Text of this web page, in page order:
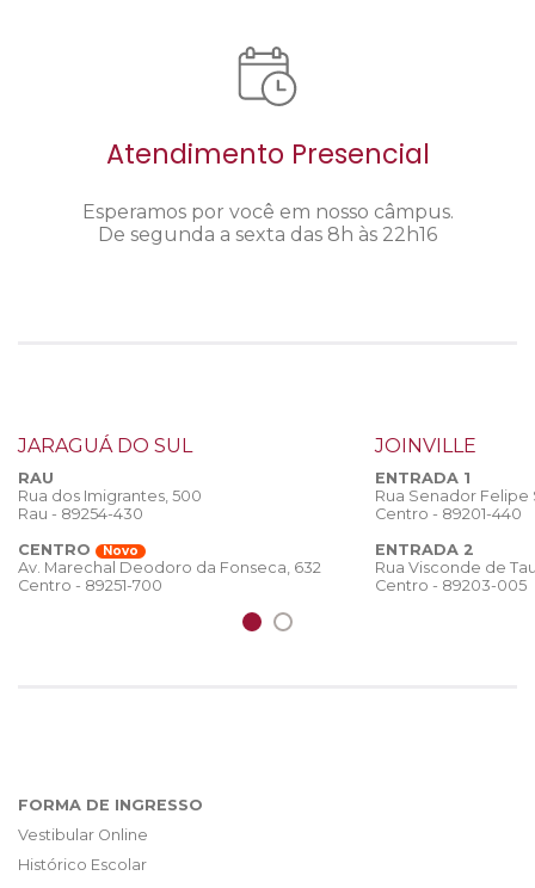
Atendimento Presencial
Esperamos por você em nosso câmpus.
De segunda a sexta das 8h às 22h16
JARAGUÁ DO SUL
RAU
Rua dos Imigrantes, 500
Rau - 89254-430
CENTRO
Novo
Av. Marechal Deodoro da Fonseca, 632
Centro - 89251-700
JOINVILLE
ENTRADA 1
Rua Senador
Centro - 89201-440
ENTRADA 2
Rua Visconde de
Centro - 89203-005
FORMA DE INGRESSO
Vestibular Online
Histórico Escolar